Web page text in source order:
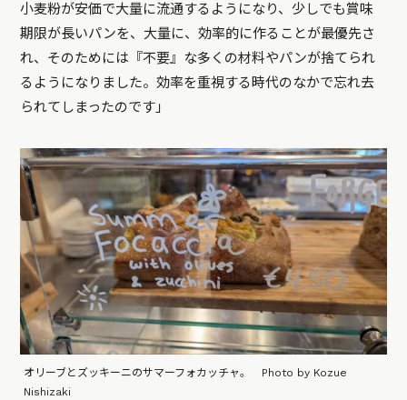
小麦粉が安価で大量に流通するようになり、少しでも賞味
期限が長いパンを、大量に、効率的に作ることが最優先さ
れ、そのためには『不要』な多くの材料やパンが捨てられ
るようになりました。効率を重視する時代のなかで忘れ去
られてしまったのです」
オリーブとズッキーニのサマーフォカッチャ。 Photo by Kozue
Nishizaki